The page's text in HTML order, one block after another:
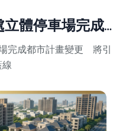
臺南市仁德、永康3處立體停車場完成都市計畫變更 將引進民間資源投入興建迎接捷運藍線
完成都市計畫變更 將引